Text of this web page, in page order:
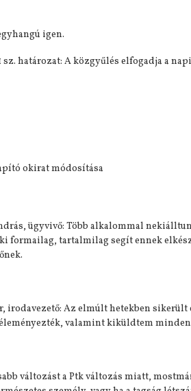
igen.
sz. határozat: A közgyűlés elfogadja a
okirat módosítása
ügyvivő: Több alkalommal
formailag, tartalmilag segít ennek
irodavezető: Az elmúlt hetekben
valamint kiküldtem
változást a Ptk változás miatt,